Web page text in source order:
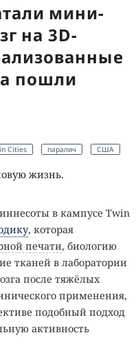
мини-
на 3D-
пошли
Cities паралич США
жизнь.
в кампусе Twin
, которая
печати, биологию
тканей в лаборатории
после тяжёлых
применения,
подобный подход
активность